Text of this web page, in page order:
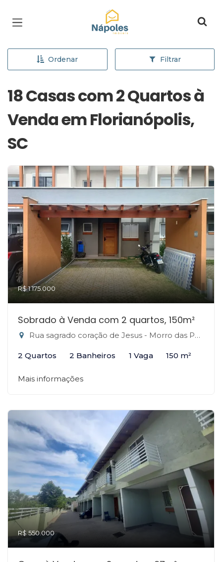
Página inicial
Ordenar Filtrar
18 Casas com 2 Quartos à
Venda em Florianópolis,
SC
R$ 1.175.000
Sobrado à Venda com 2 quartos, 150m²
Rua sagrado coração de Jesus - Morro das Pedras, Florianópolis-SC
2 Quartos 2 Banheiros 1 Vaga 150 m²
Mais informações
R$ 550.000